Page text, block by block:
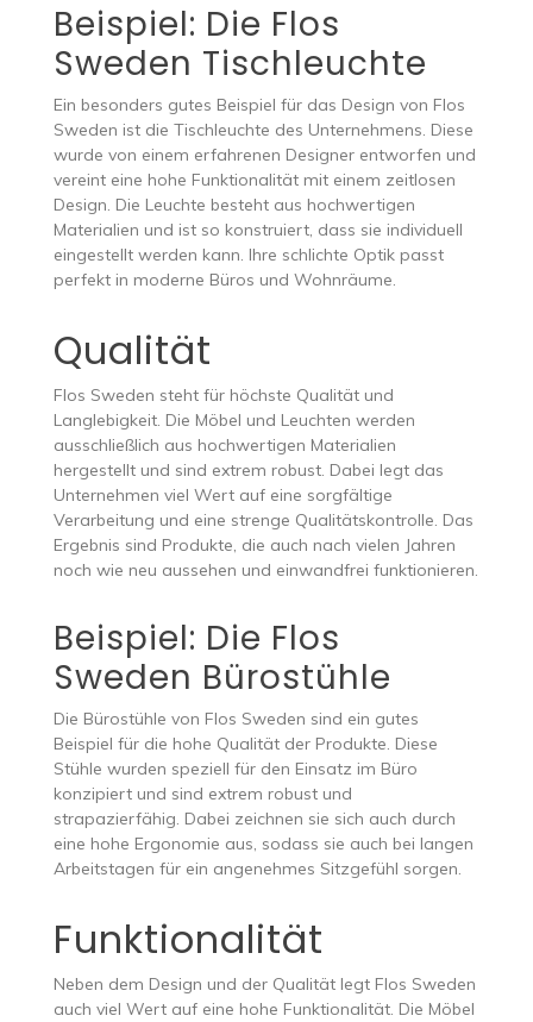
Beispiel: Die Flos
Sweden Tischleuchte
Ein besonders gutes Beispiel für das Design von Flos
Sweden ist die Tischleuchte des Unternehmens. Diese
wurde von einem erfahrenen Designer entworfen und
vereint eine hohe Funktionalität mit einem zeitlosen
Design. Die Leuchte besteht aus hochwertigen
Materialien und ist so konstruiert, dass sie individuell
eingestellt werden kann. Ihre schlichte Optik passt
perfekt in moderne Büros und Wohnräume.
Qualität
Flos Sweden steht für höchste Qualität und
Langlebigkeit. Die Möbel und Leuchten werden
ausschließlich aus hochwertigen Materialien
hergestellt und sind extrem robust. Dabei legt das
Unternehmen viel Wert auf eine sorgfältige
Verarbeitung und eine strenge Qualitätskontrolle. Das
Ergebnis sind Produkte, die auch nach vielen Jahren
noch wie neu aussehen und einwandfrei funktionieren.
Beispiel: Die Flos
Sweden Bürostühle
Die Bürostühle von Flos Sweden sind ein gutes
Beispiel für die hohe Qualität der Produkte. Diese
Stühle wurden speziell für den Einsatz im Büro
konzipiert und sind extrem robust und
strapazierfähig. Dabei zeichnen sie sich auch durch
eine hohe Ergonomie aus, sodass sie auch bei langen
Arbeitstagen für ein angenehmes Sitzgefühl sorgen.
Funktionalität
Neben dem Design und der Qualität legt Flos Sweden
auch viel Wert auf eine hohe Funktionalität. Die Möbel